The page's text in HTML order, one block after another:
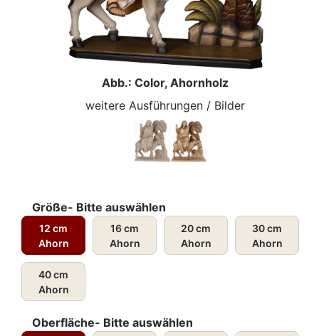
Abb.: Color, Ahornholz
weitere Ausführungen / Bilder
Größe- Bitte auswählen
12 cm
Ahorn
16 cm
Ahorn
20 cm
Ahorn
30 cm
Ahorn
40 cm
Ahorn
Oberfläche- Bitte auswählen